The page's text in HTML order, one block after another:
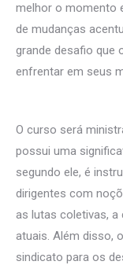
melhor o momento
de mudanças
grande desafio que
enfrentar em seus
O curso será
possui uma
segundo ele, é
dirigentes com
as lutas coletivas,
atuais. Além disso,
sindicato para os